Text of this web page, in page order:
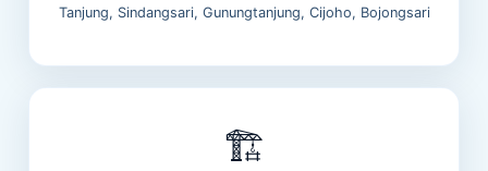
Tanjung, Sindangsari, Gunungtanjung, Cijoho, Bojongsari
🏗️